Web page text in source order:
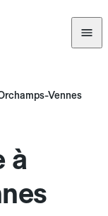
Vennes
à